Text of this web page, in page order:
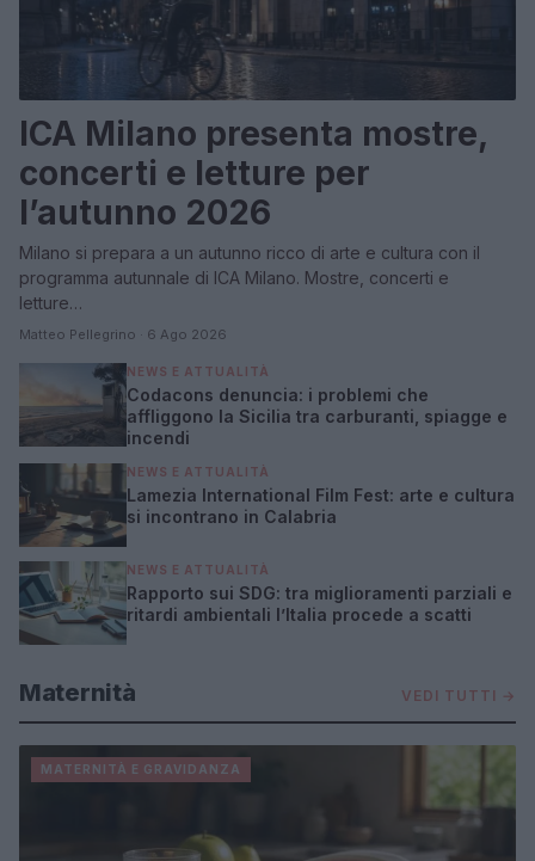
ICA Milano presenta mostre,
concerti e letture per
l’autunno 2026
Milano si prepara a un autunno ricco di arte e cultura con il
programma autunnale di ICA Milano. Mostre, concerti e
letture…
Matteo Pellegrino · 6 Ago 2026
NEWS E ATTUALITÀ
Codacons denuncia: i problemi che
affliggono la Sicilia tra carburanti, spiagge e
incendi
NEWS E ATTUALITÀ
Lamezia International Film Fest: arte e cultura
si incontrano in Calabria
NEWS E ATTUALITÀ
Rapporto sui SDG: tra miglioramenti parziali e
ritardi ambientali l’Italia procede a scatti
Maternità VEDI TUTTI →
MATERNITÀ E GRAVIDANZA